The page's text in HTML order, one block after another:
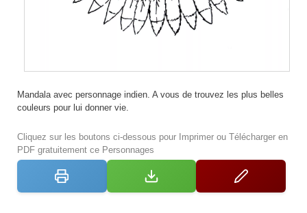
Mandala avec personnage indien. A vous de trouvez les plus belles
couleurs pour lui donner vie.
Cliquez sur les boutons ci-dessous pour Imprimer ou Télécharger en
PDF gratuitement ce Personnages